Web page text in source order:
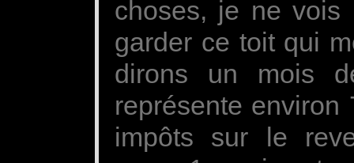
choses, je ne vois
garder ce toit qui
dirons un mois
représente
impôts sur le